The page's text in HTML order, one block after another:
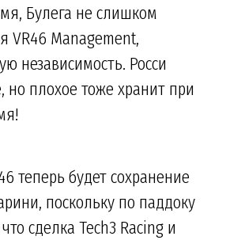
Булега не слишком
VR46 Management,
независимость. Росси
плохое тоже хранит при
теперь будет сохранение
поскольку по паддоку
сделка Tech3 Racing и